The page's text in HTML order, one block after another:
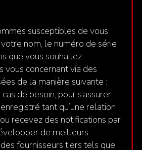
susceptibles de vous
nom, le numéro de série
que vous souhaitez
concernant via des
de la manière suivante :
de besoin, pour s’assurer
tant qu’une relation
recevez des notifications par
de meilleurs
fournisseurs tiers tels que